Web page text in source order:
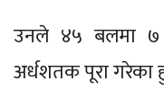
उनले ४५ बलमा ७
अर्धशतक पूरा गरेका